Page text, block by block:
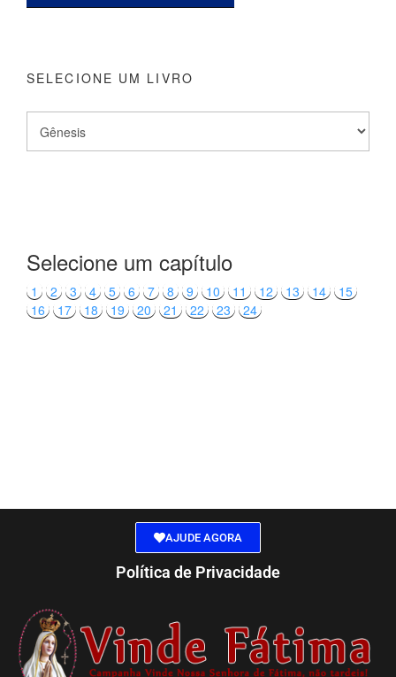
SELECIONE UM LIVRO
Selecione um capítulo
1 2 3 4 5 6 7 8 9 10 11 12 13 14
15
16
17 18 19 20 21 22 23 24
AJUDE AGORA
Política de Privacidade